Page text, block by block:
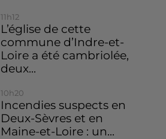
11h12
L’église de cette
commune d’Indre-et-
Loire a été cambriolée,
deux...
10h20
Incendies suspects en
Deux-Sèvres et en
Maine-et-Loire : un...